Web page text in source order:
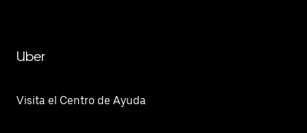
Uber
Visita el Centro de Ayuda